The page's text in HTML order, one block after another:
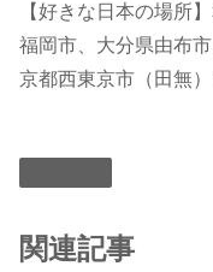
【好きな日本の場所
福岡市、大分県由布
京都西東京市（田無）
関連記事